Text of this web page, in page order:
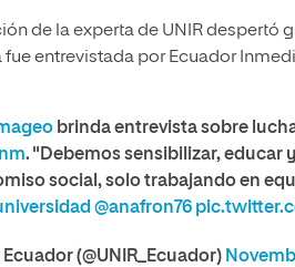
de la experta de UNIR
fue entrevistada por Ecuador
brinda entrevista sobre
. "Debemos sensibilizar, educar
social, solo trabajando en
@anafron76
(@UNIR_Ecuador)